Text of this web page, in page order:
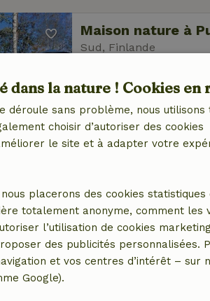
Maison nature à
Sud, Finlande
Maison nature à
Laponie, Finlande
6 personnes 3
la nature ! Cookies en
déroule sans problème, nous utilisons
choisir d’autoriser des cookies
le site et à adapter votre
placerons des cookies statistiques
totalement anonyme, comment les
l’utilisation de cookies
des publicités personnalisées.
et vos centres d’intérêt – sur
Google).